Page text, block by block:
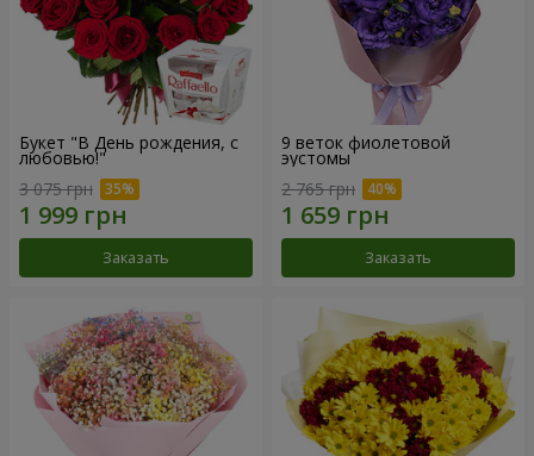
Букет "В День рождения, с
любовью!"
3 075 грн
Заказать
9 веток фиолетовой
эустомы
2 765 грн
Заказать